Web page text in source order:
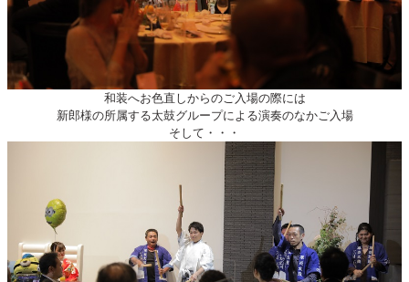
和装へお色直しからのご入場の際には
新郎様の所属する太鼓グループによる演奏のなかご入場
そして・・・